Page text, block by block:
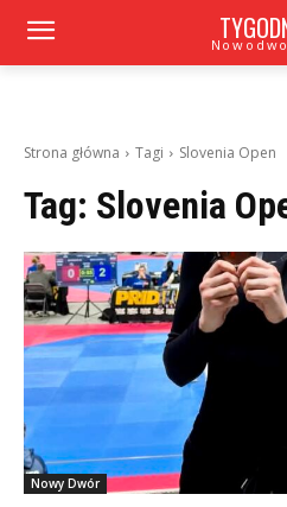
Strona główna Tagi Slovenia Open
Tag: Slovenia
Nowy Dwór